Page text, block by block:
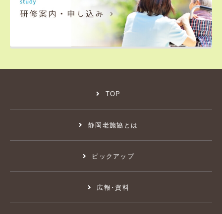
TOP
静岡老施協とは
ピックアップ
広報･資料